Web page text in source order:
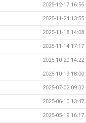
2025-12-17 16:56
2025-11-24 13:55
2025-11-18 14:08
2025-11-14 17:17
2025-10-20 14:22
2025-10-19 18:00
2025-07-02 09:32
2025-06-10 13:47
2025-05-19 16:17